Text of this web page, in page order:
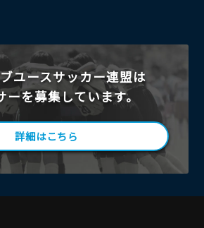
ユースサッカー連盟は
ーを募集しています。
詳細はこちら